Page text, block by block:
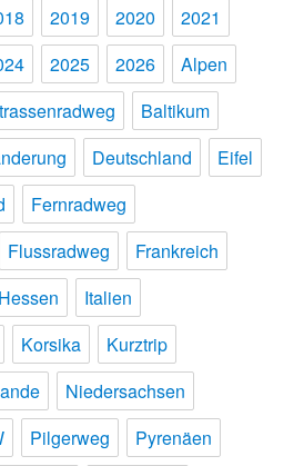
2019 2020
2021
2025 2026
Alpen
Baltikum
Deutschland
Eifel
Fernradweg
Flussradweg
Frankreich
Hessen
Italien
Korsika
Kurztrip
Niedersachsen
Pilgerweg Pyrenäen